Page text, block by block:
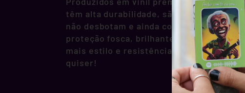
têm alta durabilidade, são resistentes à
não desbotam e ainda contam com
proteção fosca, brilhante ou holográfica.
mais estilo e resistência pra você colar
quiser!